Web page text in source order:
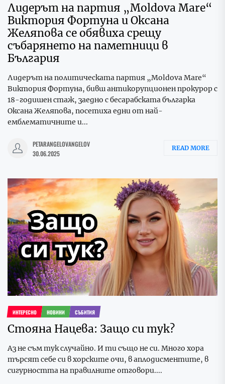
Лидерът на партия „Moldova Mare“
Виктория Фортуна и Оксана
Желяпова се обявиха срещу
събарянето на паметници в
България
Лидерът на политическата партия „Moldova Mare“
Виктория Фортуна, бивш антикорупционен прокурор с
18-годишен стаж, заедно с бесарабската българка
Оксана Желяпова, посетиха едни от най-
емблематичните и...
PETARANGELOVANGELOV
30.06.2025
READ MORE
ИНТЕРЕСНО НОВИНИ СЪБИТИЯ
Стояна Нацева: Защо си тук?
Аз не съм тук случайно. И ти също не си. Много хора
търсят себе си в хорските очи, в аплодисментите, в
сигурността на правилните отговори....